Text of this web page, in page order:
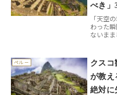
べき」
「天空
わった
ないま
ルの「
痛と吐
ペルー
クスコ
が教え
絶対に